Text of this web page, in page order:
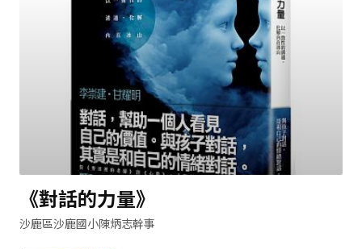
《對話的力量》
沙鹿區沙鹿國小陳炳志幹事